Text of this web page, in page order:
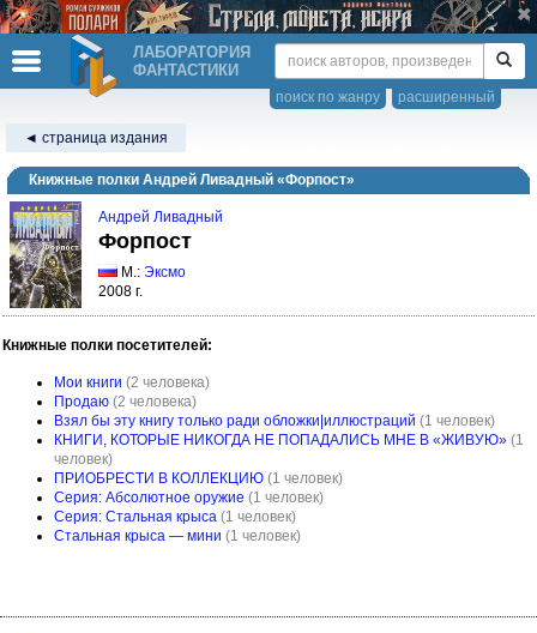
ЛАБОРАТОРИЯ
ФАНТАСТИКИ
расширенный
поиск по жанру
◄ страница издания
Книжные полки Андрей Ливадный «Форпост»
Андрей Ливадный
Форпост
М.: Эксмо
2008 г.
Книжные полки посетителей:
Мои книги (2 человека)
Продаю (2 человека)
Взял бы эту книгу только ради обложки|иллюстраций (1 человек)
КНИГИ, КОТОРЫЕ НИКОГДА НЕ ПОПАДАЛИСЬ МНЕ В «ЖИВУЮ» (1
человек)
ПРИОБРЕСТИ В КОЛЛЕКЦИЮ (1 человек)
Серия: Абсолютное оружие (1 человек)
Серия: Стальная крыса (1 человек)
Стальная крыса — мини (1 человек)